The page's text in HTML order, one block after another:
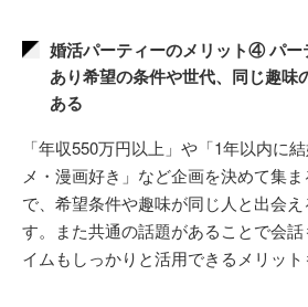
婚活パーティーのメリット④ パー
あり希望の条件や世代、同じ趣味
ある
「年収550万円以上」や「1年以内に
メ・漫画好き」など企画を決めて集
で、希望条件や趣味が同じ人と出会
す。また共通の話題があることで会
イムもしっかりと活用できるメリット